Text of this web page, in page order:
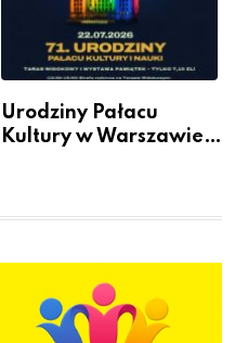
Urodziny Pałacu
Kultury w Warszawie –